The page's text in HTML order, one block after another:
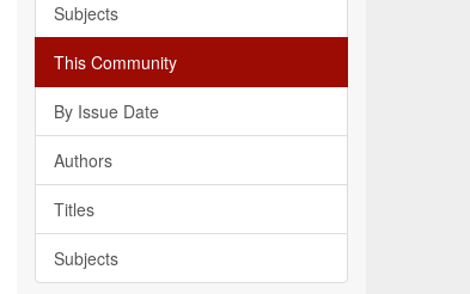
Subjects
This Community
By Issue Date
Authors
Titles
Subjects